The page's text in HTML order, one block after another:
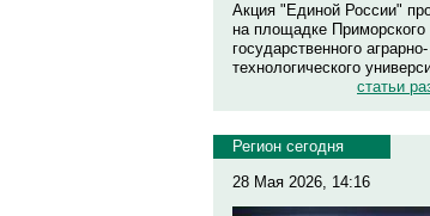
Акция "Единой России"
на площадке Приморского
государственного аграрно-
технологического
статьи
Регион сегодня
28 Мая 2026, 14:16